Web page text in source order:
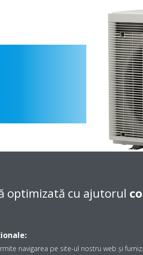
optimizată cu ajutorul
navigarea pe site-ul nostru web și